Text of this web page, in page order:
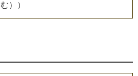
））